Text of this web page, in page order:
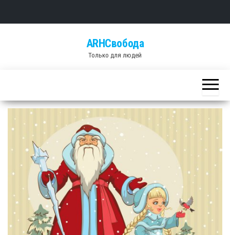
ARHСвобода
Только для людей